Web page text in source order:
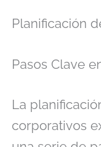
Planificación
Pasos Clave
La
corporativos